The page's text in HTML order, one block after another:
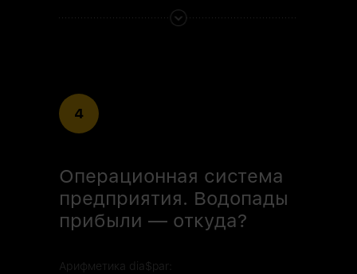
4
Операционная система
предприятия. Водопады
прибыли — откуда?
Арифметика dia$par: